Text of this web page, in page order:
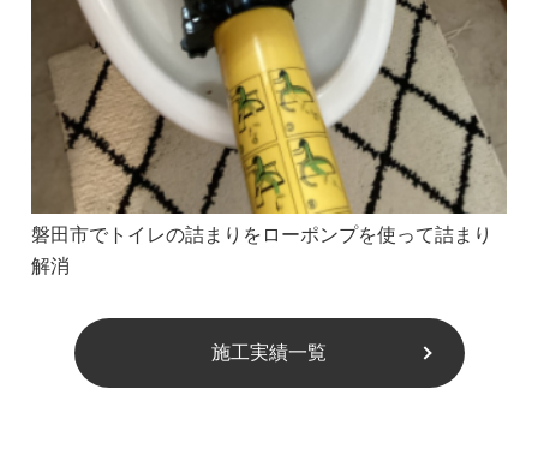
磐田市でトイレの詰まりをローポンプを使って詰まり
解消
施工実績一覧